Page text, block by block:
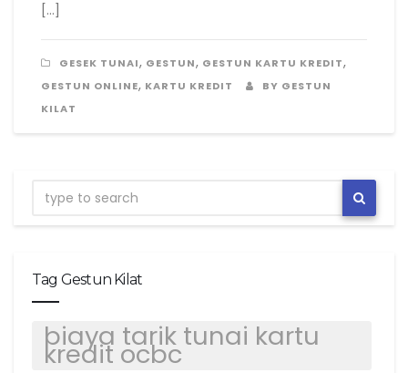
[…]
GESEK TUNAI, GESTUN, GESTUN KARTU KREDIT,
GESTUN ONLINE, KARTU KREDIT
BY GESTUN
KILAT
Tag Gestun Kilat
biaya tarik tunai kartu
kredit ocbc